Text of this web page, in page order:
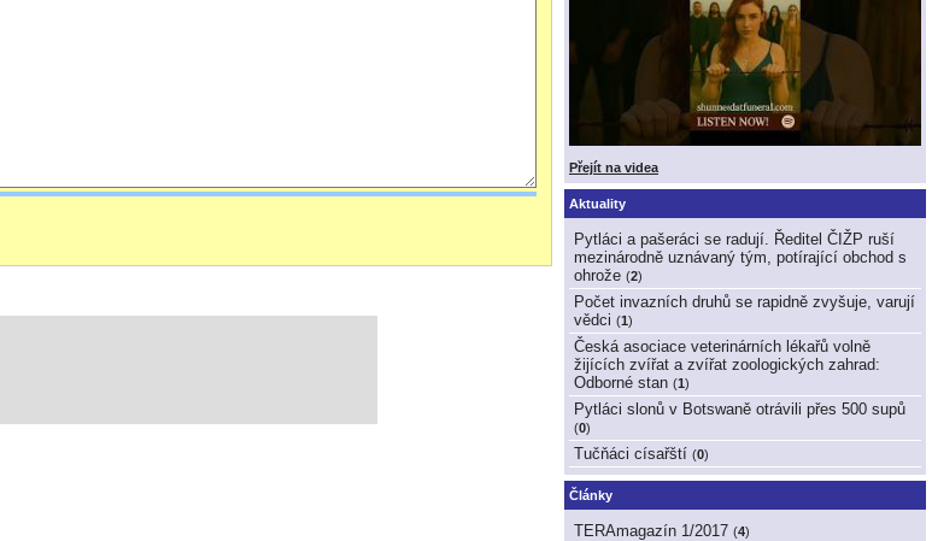
Přejít na videa
Aktuality
Pytláci a pašeráci se radují. Ředitel ČIŽP ruší
mezinárodně uznávaný tým, potírající obchod s
ohrože (2)
Počet invazních druhů se rapidně zvyšuje, varují
vědci (1)
Česká asociace veterinárních lékařů volně
žijících zvířat a zvířat zoologických zahrad:
Odborné stan (1)
Pytláci slonů v Botswaně otrávili přes 500 supů
(0)
Tučňáci císařští (0)
Články
TERAmagazín 1/2017 (4)